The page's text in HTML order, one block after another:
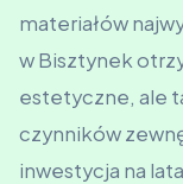
materiałów
w Bisztynek
estetyczne, ale
czynników
inwestycja na